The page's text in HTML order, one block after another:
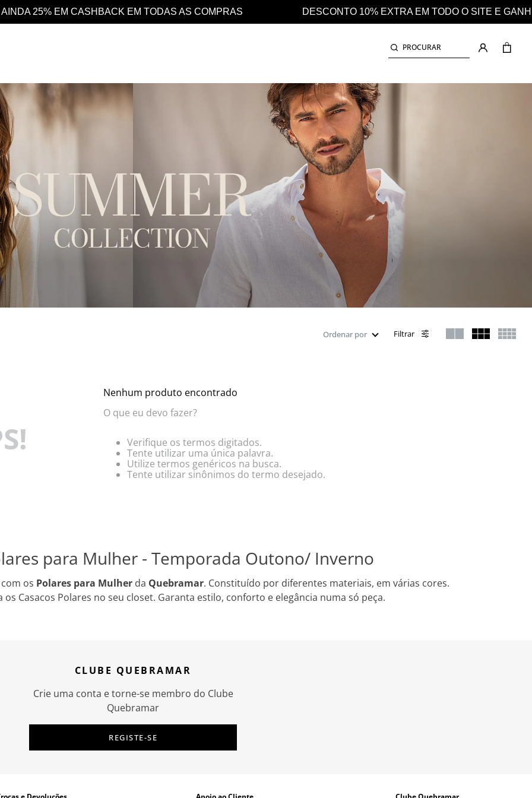
DESCONTO 10% EXTRA EM TODO O SITE E GANHE AINDA 25% EM CASHBACK EM TODAS AS
PROCURAR
Ordenar por Filtrar
Nenhum produto encontrado
O que eu devo fazer?
Verifique os termos digitados.
Tente utilizar uma única palavra.
Utilize termos genéricos na busca.
Tente utilizar sinônimos do termo desejado.
para Mulher - Temporada Outono/ Inverno
os Polares para Mulher da Quebramar. Constituído por diferentes materiais, em várias cores.
Casacos Polares no seu closet. Garanta estilo, conforto e elegância numa só peça.
CLUBE QUEBRAMAR
Crie uma conta e torne-se membro do Clube
Quebramar
REGISTE-SE